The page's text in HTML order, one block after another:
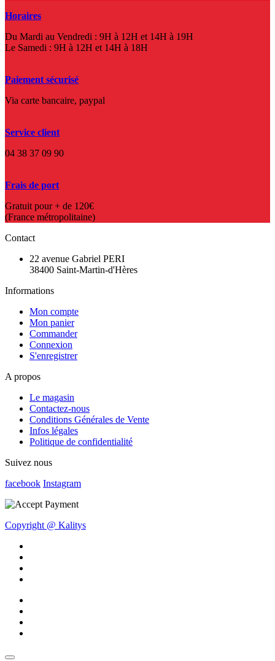
Horaires
Du Mardi au Vendredi : 9H à 12H et 14H à 19H
Le Samedi : 9H à 12H et 14H à 18H
Paiement sécurisé
Via carte bancaire, paypal
Service client
04 38 37 09 90
Frais de port
Gratuit pour + de 120€
(France métropolitaine)
Contact
22 avenue Gabriel PERI
38400 Saint-Martin-d'Hères
Informations
Mon compte
Mon panier
Commander
Connexion
S'enregistrer
A propos
Le magasin
Contactez-nous
Conditions Générales de Vente
Infos légales
Politique de confidentialité
Suivez nous
facebook Instagram
Copyright @ Kalitys